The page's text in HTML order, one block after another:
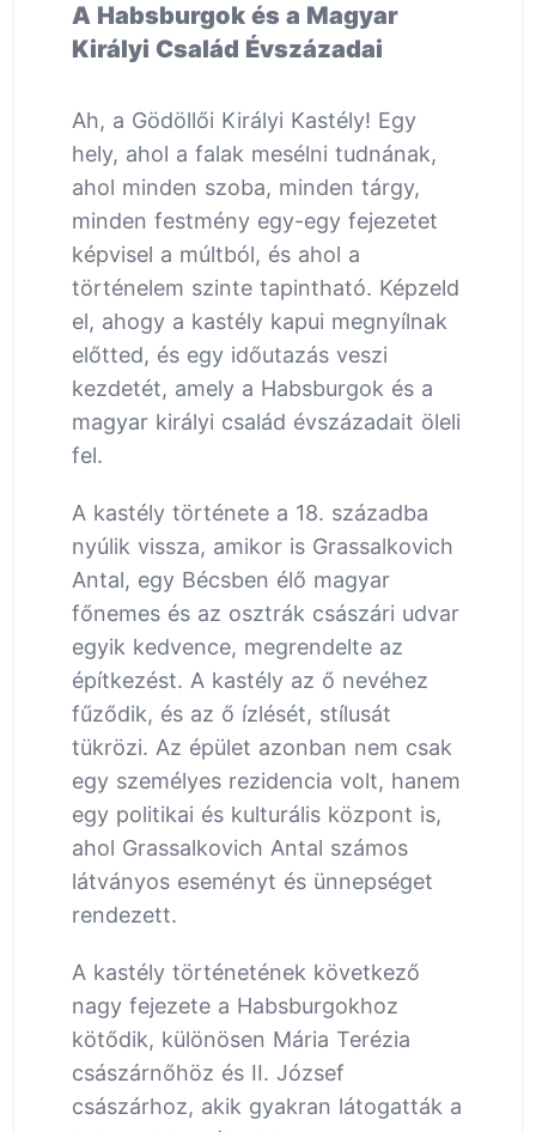
A Habsburgok és a Magyar
Királyi Család Évszázadai
Ah, a Gödöllői Királyi Kastély! Egy
hely, ahol a falak mesélni tudnának,
ahol minden szoba, minden tárgy,
minden festmény egy-egy fejezetet
képvisel a múltból, és ahol a
történelem szinte tapintható. Képzeld
el, ahogy a kastély kapui megnyílnak
előtted, és egy időutazás veszi
kezdetét, amely a Habsburgok és a
magyar királyi család évszázadait öleli
fel.
A kastély története a 18. századba
nyúlik vissza, amikor is Grassalkovich
Antal, egy Bécsben élő magyar
főnemes és az osztrák császári udvar
egyik kedvence, megrendelte az
építkezést. A kastély az ő nevéhez
fűződik, és az ő ízlését, stílusát
tükrözi. Az épület azonban nem csak
egy személyes rezidencia volt, hanem
egy politikai és kulturális központ is,
ahol Grassalkovich Antal számos
látványos eseményt és ünnepséget
rendezett.
A kastély történetének következő
nagy fejezete a Habsburgokhoz
kötődik, különösen Mária Terézia
császárnőhöz és II. József
császárhoz, akik gyakran látogatták a